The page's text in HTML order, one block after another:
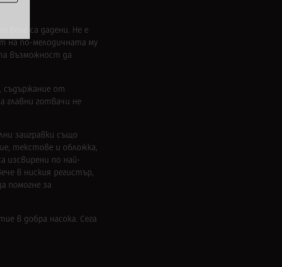
вече са дадени. Не е
на по-мелодичната му
възможност да
съдържание от
главни готвачи не
заигравки също
текстове и обложка,
изсвирени по най-
в ниския регистър,
помогне за
в добра насока. Сега